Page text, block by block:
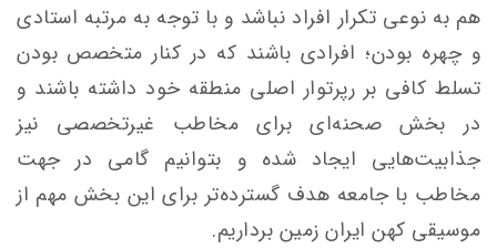
هم به نوعی تکرار افراد نباشد و با توجه به مرتبه استادی
و چهره بودن؛ افرادی باشند که در کنار متخصص بودن
تسلط کافی بر رپرتوار اصلی منطقه خود داشته باشند و
در بخش صحنه‌ای برای مخاطب غیرتخصصی نیز
جذابیت‌هایی ایجاد شده و بتوانیم گامی در جهت
مخاطب با جامعه هدف گسترده‌تر برای این بخش مهم از
موسیقی کهن ایران زمین برداریم.